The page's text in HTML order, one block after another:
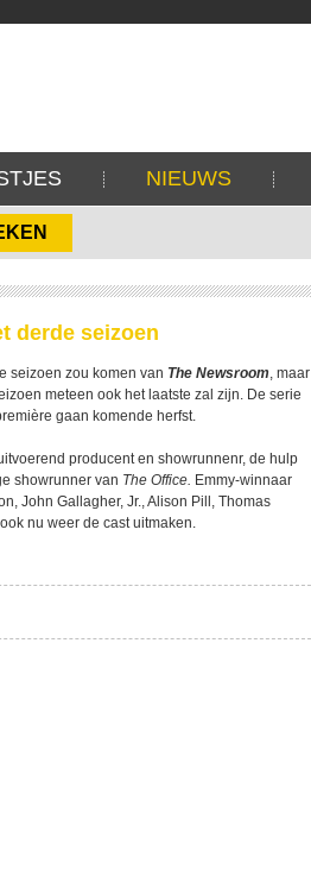
NIEUWS
derde seizoen
seizoen zou komen van The Newsroom, maar
meteen ook het laatste zal zijn. De serie
gaan komende herfst.
producent en showrunnenr, de hulp
showrunner van The Office. Emmy-winnaar
John Gallagher, Jr., Alison Pill, Thomas
nu weer de cast uitmaken.